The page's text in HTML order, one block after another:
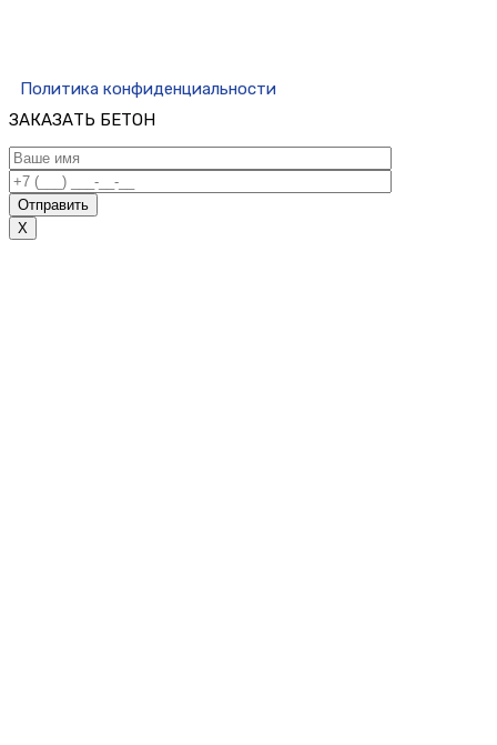
Политика конфиденциальности
ЗАКАЗАТЬ БЕТОН
Отправить
X